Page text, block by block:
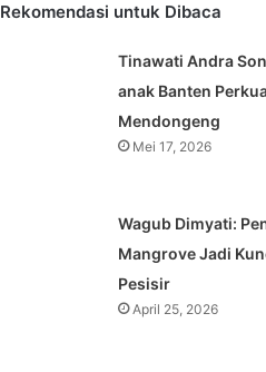
Rekomendasi untuk Dibaca
Tinawati Andra
anak Banten
Mendongeng
Mei 17, 2026
Wagub Dimyati:
Mangrove Jadi
Pesisir
April 25, 2026